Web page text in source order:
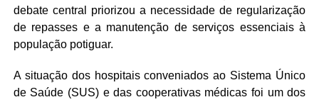
debate central priorizou a necessidade de regularização
de repasses e a manutenção de serviços essenciais à
população potiguar.
A situação dos hospitais conveniados ao Sistema Único
de Saúde (SUS) e das cooperativas médicas foi um dos